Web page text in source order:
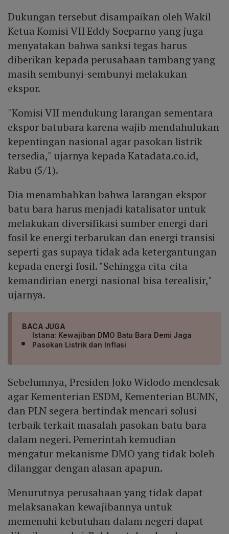
Dukungan tersebut disampaikan oleh Wakil
Ketua Komisi VII Eddy Soeparno yang juga
menyatakan bahwa sanksi tegas harus
diberikan kepada perusahaan tambang yang
masih sembunyi-sembunyi melakukan
ekspor.
"Komisi VII mendukung larangan sementara
ekspor batubara karena wajib mendahulukan
kepentingan nasional agar pasokan listrik
tersedia," ujarnya kepada Katadata.co.id,
Rabu (5/1).
Dia menambahkan bahwa larangan ekspor
batu bara harus menjadi katalisator untuk
melakukan diversifikasi sumber energi dari
fosil ke energi terbarukan dan energi transisi
seperti gas supaya tidak ada ketergantungan
kepada energi fosil. "Sehingga cita-cita
kemandirian energi nasional bisa terealisir,"
ujarnya.
BACA JUGA
Istana: Kewajiban DMO Batu Bara Demi Jaga
Pasokan Listrik dan Inflasi
Sebelumnya, Presiden Joko Widodo mendesak
agar Kementerian ESDM, Kementerian BUMN,
dan PLN segera bertindak mencari solusi
terbaik terkait masalah pasokan batu bara
dalam negeri. Pemerintah kemudian
mengatur mekanisme DMO yang tidak boleh
dilanggar dengan alasan apapun.
Menurutnya perusahaan yang tidak dapat
melaksanakan kewajibannya untuk
memenuhi kebutuhan dalam negeri dapat